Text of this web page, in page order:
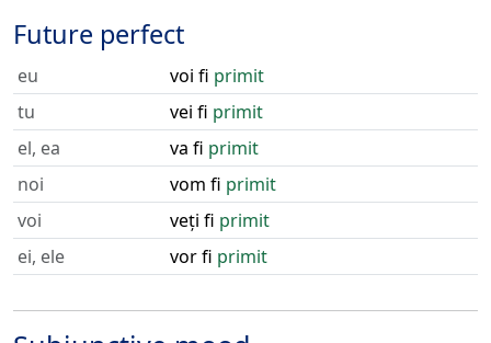
Future perfect
eu voi fi primit
tu
vei fi primit
el, ea
va fi primit
noi
vom fi primit
voi
veți fi primit
ei, ele
vor fi primit